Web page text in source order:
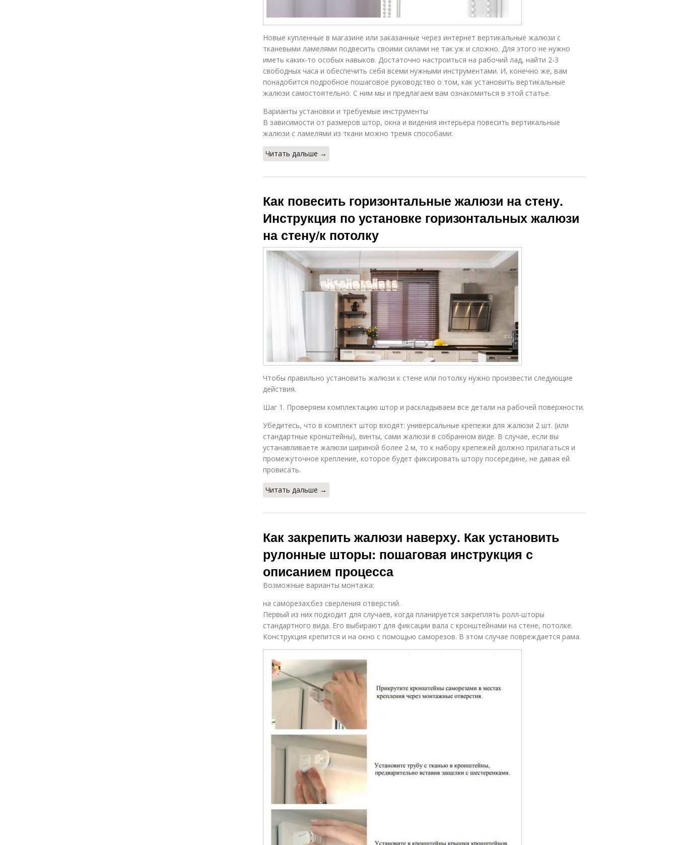
Новые купленные в магазине или заказанные через интернет вертикальные жалюзи с
тканевыми ламелями подвесить своими силами не так уж и сложно. Для этого не нужно
иметь каких-то особых навыков. Достаточно настроиться на рабочий лад, найти 2-3
свободных часа и обеспечить себя всеми нужными инструментами. И, конечно же, вам
понадобится подробное пошаговое руководство о том, как установить вертикальные
жалюзи самостоятельно. С ним мы и предлагаем вам ознакомиться в этой статье.
Варианты установки и требуемые инструменты
В зависимости от размеров штор, окна и видения интерьера повесить вертикальные
жалюзи с ламелями из ткани можно тремя способами:
Читать дальше →
Как повесить горизонтальные жалюзи на стену.
Инструкция по установке горизонтальных жалюзи
на стену/к потолку
Чтобы правильно установить жалюзи к стене или потолку нужно произвести следующие
действия.
Шаг 1. Проверяем комплектацию штор и раскладываем все детали на рабочей поверхности.
Убедитесь, что в комплект штор входят: универсальные крепежи для жалюзи 2 шт. (или
стандартные кронштейны), винты, сами жалюзи в собранном виде. В случае, если вы
устанавливаете жалюзи шириной более 2 м, то к набору крепежей должно прилагаться и
промежуточное крепление, которое будет фиксировать штору посередине, не давая ей
провисать.
Читать дальше →
Как закрепить жалюзи наверху. Как установить
рулонные шторы: пошаговая инструкция с
описанием процесса
Возможные варианты монтажа:
на саморезах;без сверления отверстий.
Первый из них подходит для случаев, когда планируется закреплять ролл-шторы
стандартного вида. Его выбирают для фиксации вала с кронштейнами на стене, потолке.
Конструкция крепится и на окно с помощью саморезов. В этом случае повреждается рама.